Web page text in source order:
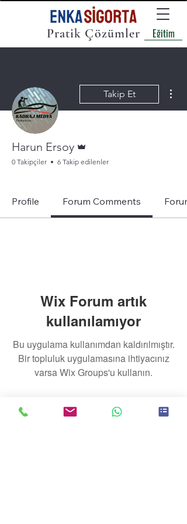
Pratik Çözümler Eğitim
Takip Et
Harun Ersoy
0 Takipçiler
6 Takip edilenler
Profile Forum Comments
Wix Forum artık
kullanılamıyor
Bu uygulama kullanımdan kaldırılmıştır.
Bir topluluk uygulamasına ihtiyacınız
varsa Wix Groups'u kullanın.